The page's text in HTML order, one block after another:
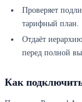
Проверяет
тарифный план.
Отдаёт
перед полной
Как